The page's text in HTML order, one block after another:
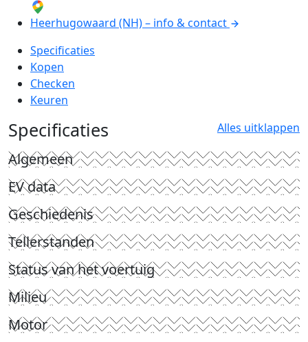
Heerhugowaard (NH) – info & contact
Specificaties
Kopen
Checken
Keuren
Specificaties Alles uitklappen
Algemeen
EV data
Geschiedenis
Tellerstanden
Status van het voertuig
Milieu
Motor